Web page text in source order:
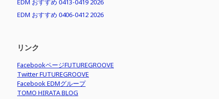
EDM おすすめ 0413-0419 2026
EDM おすすめ 0406-0412 2026
リンク
FacebookページFUTUREGROOVE
Twitter FUTUREGROOVE
Facebook EDMグループ
TOMO HIRATA BLOG